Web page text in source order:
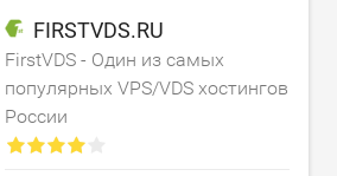
FIRSTVDS.RU
FirstVDS - Один из самых
популярных VPS/VDS хостингов
России